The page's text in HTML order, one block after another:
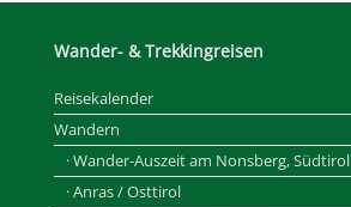
Wander- & Trekkingreisen
Reisekalender
Wandern
· Wander-Auszeit am Nonsberg, Südtirol
· Anras / Osttirol